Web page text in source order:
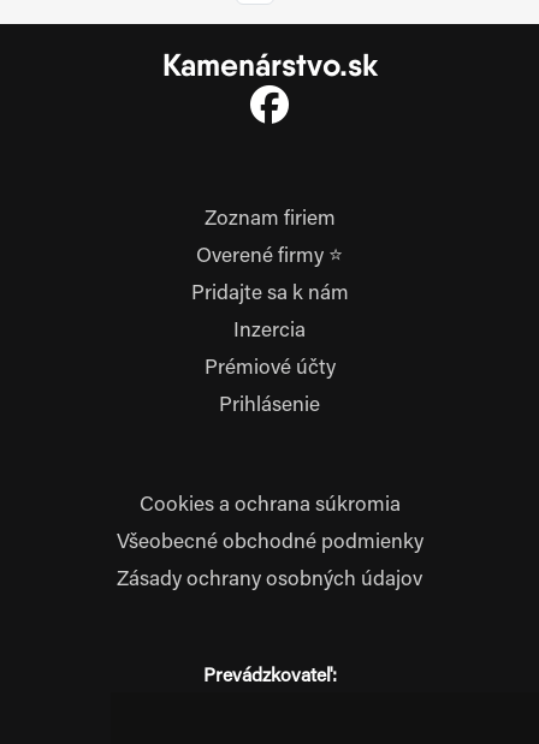
Kamenárstvo.sk
Zoznam firiem
Overené firmy ⭐
Pridajte sa k nám
Inzercia
Prémiové účty
Prihlásenie
Cookies a ochrana súkromia
Všeobecné obchodné podmienky
Zásady ochrany osobných údajov
Prevádzkovateľ: